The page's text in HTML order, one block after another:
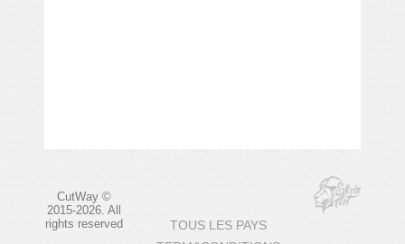
CutWay ©
2015-2026. All
rights reserved
TOUS LES PAYS